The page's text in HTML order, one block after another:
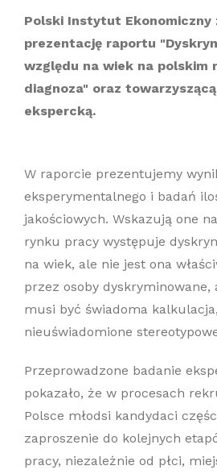
Polski Instytut Ekonomiczny
prezentację raportu
względu na wiek na polskim
diagnoza" oraz
ekspercką.
W raporcie prezentujemy
eksperymentalnego i badań
jakościowych. Wskazują one
rynku pracy występuje
na wiek, ale nie jest ona
przez osoby dyskryminowane,
musi być świadoma
nieuświadomione
Przeprowadzone badanie
pokazało, że w procesach
Polsce młodsi kandydaci
zaproszenie do kolejnych
pracy, niezależnie od płci,